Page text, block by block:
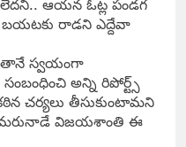
ఆయన ఓట్ల పండగ
బయటకు రాడని ఎద్దేవా
తానే స్వయంగా
సంబంధించి అన్ని రిపోర్ట్స్
చర్యలు తీసుకుంటామని
మరునాడే విజయశాంతి ఈ